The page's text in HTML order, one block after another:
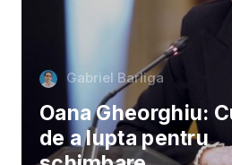
Gabriel Barliga
Oana Gheorghiu:
de a lupta pentru